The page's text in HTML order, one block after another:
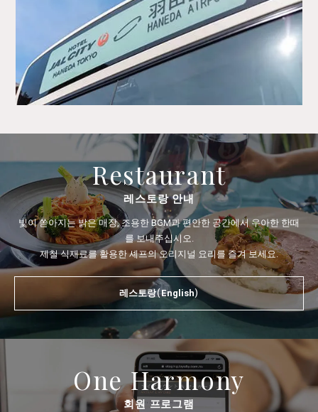
Restaurant
레스토랑 안내
빛이 쏟아지는 밝은 매장, 조용한 BGM과 편안한 공간에서 우아한 한때
를 보내주십시오.
제철 식재료를 활용한 셰프의 오리지널 요리를 즐겨 보세요.
레스토랑（English）
One Harmony
회원 프로그램